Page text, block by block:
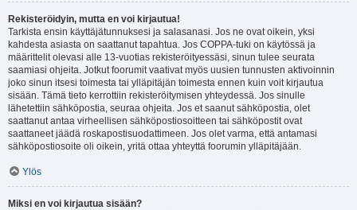
Rekisteröidyin, mutta en voi kirjautua!
Tarkista ensin käyttäjätunnuksesi ja salasanasi. Jos ne ovat oikein, yksi
kahdesta asiasta on saattanut tapahtua. Jos COPPA-tuki on käytössä ja
määrittelit olevasi alle 13-vuotias rekisteröityessäsi, sinun tulee seurata
saamiasi ohjeita. Jotkut foorumit vaativat myös uusien tunnusten aktivoinnin
joko sinun itsesi toimesta tai ylläpitäjän toimesta ennen kuin voit kirjautua
sisään. Tämä tieto kerrottiin rekisteröitymisen yhteydessä. Jos sinulle
lähetettiin sähköpostia, seuraa ohjeita. Jos et saanut sähköpostia, olet
saattanut antaa virheellisen sähköpostiosoitteen tai sähköpostit ovat
saattaneet jäädä roskapostisuodattimeen. Jos olet varma, että antamasi
sähköpostiosoite oli oikein, yritä ottaa yhteyttä foorumin ylläpitäjään.
Ylös
Miksi en voi kirjautua sisään?